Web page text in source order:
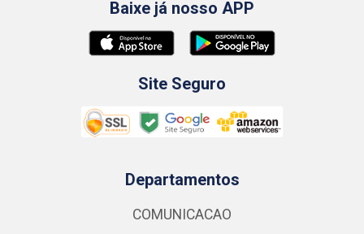
Baixe já nosso APP
Site Seguro
Departamentos
COMUNICACAO